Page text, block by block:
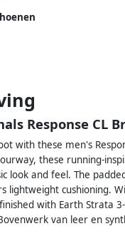
Response CL
with these men's
these running-
look and feel. The
lightweight cushioning.
with Earth Strata
van leer en